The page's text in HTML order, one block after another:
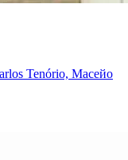
Tenório, Масейо